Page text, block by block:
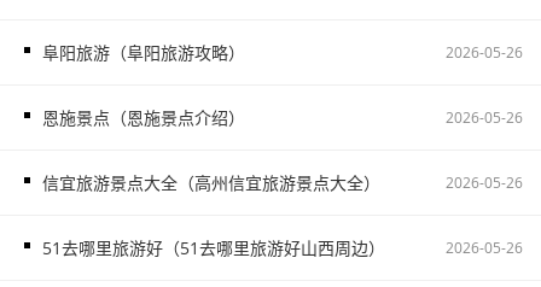
阜阳旅游（阜阳旅游攻略） 2026-05-26
恩施景点（恩施景点介绍） 2026-05-26
信宜旅游景点大全（高州信宜旅游景点大全） 2026-05-26
51去哪里旅游好（51去哪里旅游好山西周边） 2026-05-26